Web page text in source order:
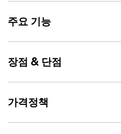
주요 기능
장점 & 단점
가격정책